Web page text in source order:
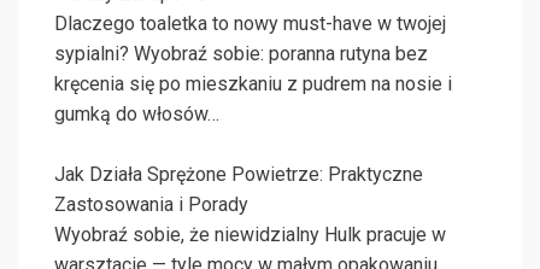
Dlaczego toaletka to nowy must-have w twojej
sypialni? Wyobraź sobie: poranna rutyna bez
kręcenia się po mieszkaniu z pudrem na nosie i
gumką do włosów…
Jak Działa Sprężone Powietrze: Praktyczne
Zastosowania i Porady
Wyobraź sobie, że niewidzialny Hulk pracuje w